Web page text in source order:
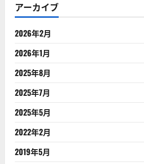
アーカイブ
2026年2月
2026年1月
2025年8月
2025年7月
2025年5月
2022年2月
2019年5月